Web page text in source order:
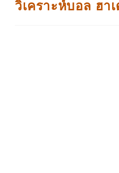
วิเคราะห์บอล ฮา